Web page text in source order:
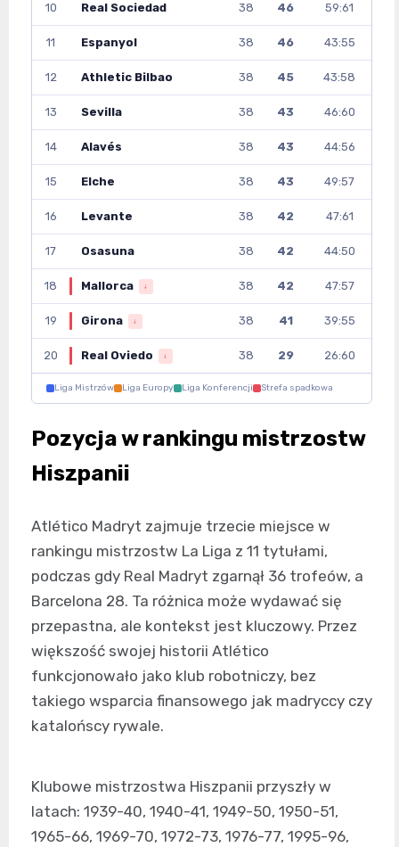
10 Real Sociedad 38 46 59:61
11 Espanyol 38 46 43:55
12 Athletic Bilbao 38 45 43:58
13 Sevilla 38 43 46:60
14 Alavés 38 43 44:56
15 Elche 38 43 49:57
16 Levante 38 42 47:61
17 Osasuna 38 42 44:50
18 Mallorca ↓ 38 42 47:57
19 Girona ↓ 38 41 39:55
20 Real Oviedo ↓ 38 29 26:60
Liga Mistrzów Liga Europy Liga Konferencji Strefa spadkowa
Pozycja w rankingu mistrzostw
Hiszpanii
Atlético Madryt zajmuje trzecie miejsce w
rankingu mistrzostw La Liga z 11 tytułami,
podczas gdy Real Madryt zgarnął 36 trofeów, a
Barcelona 28. Ta różnica może wydawać się
przepastna, ale kontekst jest kluczowy. Przez
większość swojej historii Atlético
funkcjonowało jako klub robotniczy, bez
takiego wsparcia finansowego jak madryccy czy
katalońscy rywale.
Klubowe mistrzostwa Hiszpanii przyszły w
latach: 1939-40, 1940-41, 1949-50, 1950-51,
1965-66, 1969-70, 1972-73, 1976-77, 1995-96,